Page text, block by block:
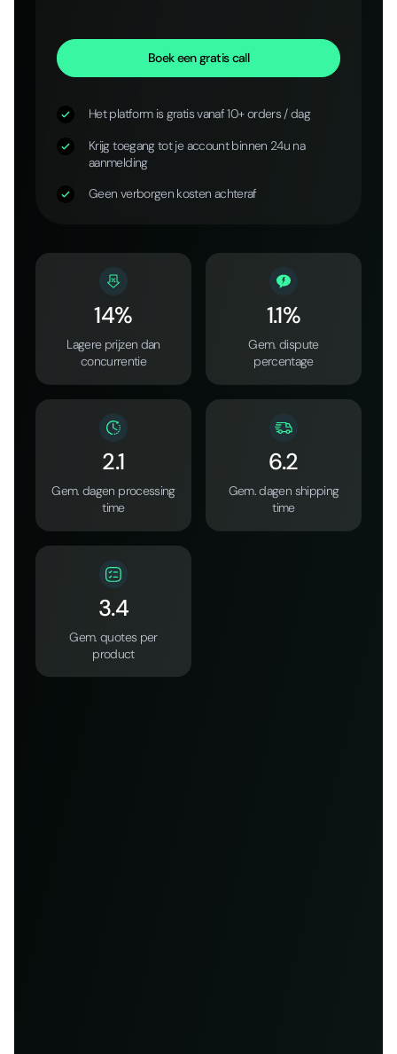
Boek een gratis call
Het platform is gratis vanaf 10+ orders / dag
Krijg toegang tot je account binnen 24u na
aanmelding
Geen verborgen kosten achteraf
14%
Lagere prijzen dan
concurrentie
1.1%
Gem. dispute
percentage
2.1
Gem. dagen processing
time
6.2
Gem. dagen shipping
time
3.4
Gem. quotes per
product